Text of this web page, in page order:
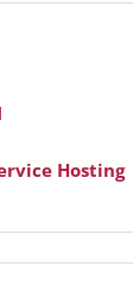
Hosting